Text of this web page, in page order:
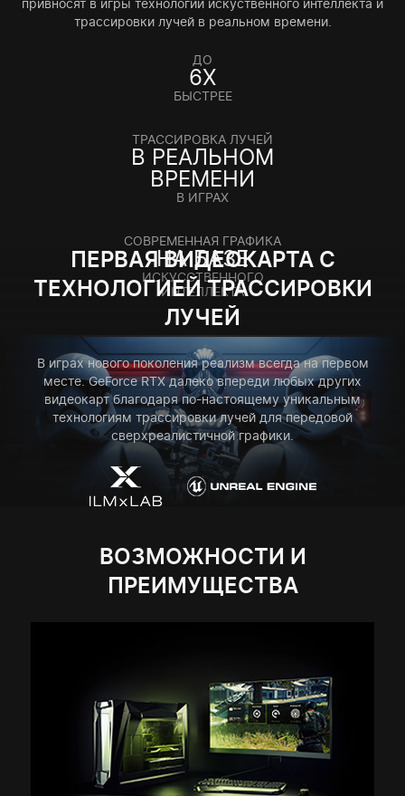
привносят в игры технологии искуственного интеллекта и
трассировки лучей в реальном времени.
ДО
6X
БЫСТРЕЕ
ТРАССИРОВКА ЛУЧЕЙ
В РЕАЛЬНОМ
ВРЕМЕНИ
В ИГРАХ
СОВРЕМЕННАЯ ГРАФИКА
НА БАЗЕ
ИСКУССТВЕННОГО
ИНТЕЛЛЕКТА
ПЕРВАЯ ВИДЕОКАРТА С
ТЕХНОЛОГИЕЙ ТРАССИРОВКИ
ЛУЧЕЙ
В играх нового поколения реализм всегда на первом
месте. GeForce RTX далеко впереди любых других
видеокарт благодаря по-настоящему уникальным
технологиям трассировки лучей для передовой
сверхреалистичной графики.
ВОЗМОЖНОСТИ И
ПРЕИМУЩЕСТВА